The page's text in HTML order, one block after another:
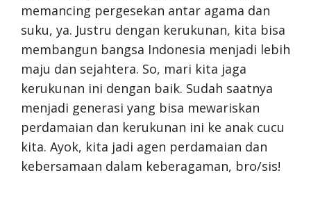
memancing pergesekan antar agama dan
suku, ya. Justru dengan kerukunan, kita bisa
membangun bangsa Indonesia menjadi lebih
maju dan sejahtera. So, mari kita jaga
kerukunan ini dengan baik. Sudah saatnya
menjadi generasi yang bisa mewariskan
perdamaian dan kerukunan ini ke anak cucu
kita. Ayok, kita jadi agen perdamaian dan
kebersamaan dalam keberagaman, bro/sis!